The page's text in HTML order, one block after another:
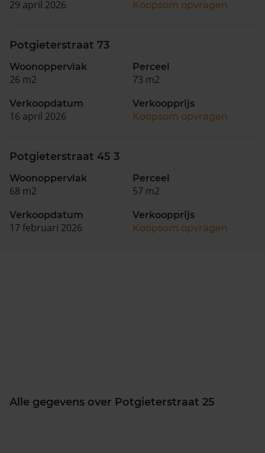
29 april 2026
Koopsom opvragen
Potgieterstraat 73
Woonoppervlak
26 m2
Perceel
73 m2
Verkoopdatum
16 april 2026
Verkoopprijs
Koopsom opvragen
Potgieterstraat 45 3
Woonoppervlak
68 m2
Perceel
57 m2
Verkoopdatum
17 februari 2026
Verkoopprijs
Koopsom opvragen
Alle gegevens over Potgieterstraat 25